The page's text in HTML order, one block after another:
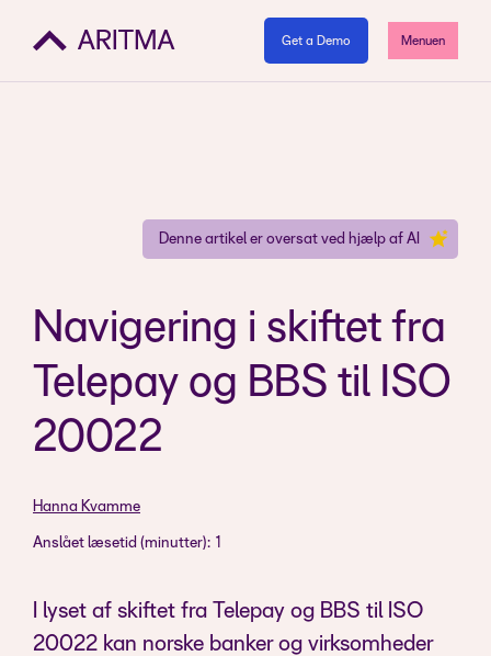
Get a Demo Menuen
Denne artikel er oversat ved hjælp af AI
Navigering i skiftet fra
Telepay og BBS til ISO
20022
Hanna Kvamme
Anslået læsetid (minutter): 1
I lyset af skiftet fra Telepay og BBS til ISO
20022 kan norske banker og virksomheder